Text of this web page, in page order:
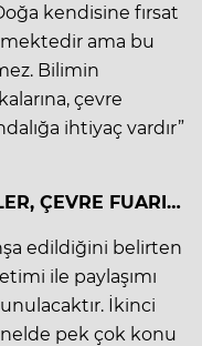
kendisine fırsat
ama bu
Bilimin
çevre
ihtiyaç vardır”
ÇEVRE FUARI…
edildiğini belirten
ile paylaşımı
İkinci
pek çok konu